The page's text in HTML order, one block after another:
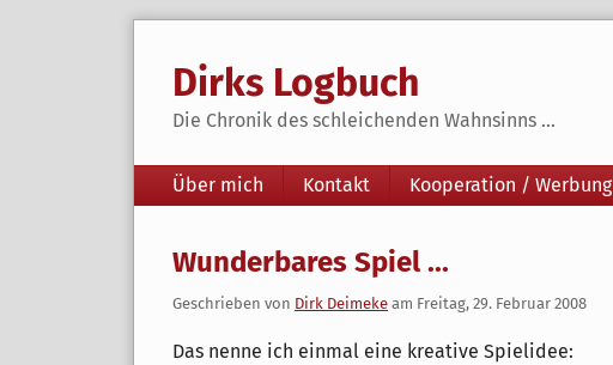
Dirks Logbuch
Die Chronik des schleichenden Wahnsinns ...
Navigation
Über mich Kontakt Kooperation / Werbung
Wunderbares Spiel ...
Geschrieben von Dirk Deimeke am Freitag, 29. Februar 2008
Das nenne ich einmal eine kreative Spielidee: